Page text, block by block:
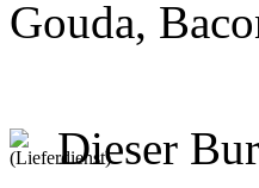
Gouda,
Dieser